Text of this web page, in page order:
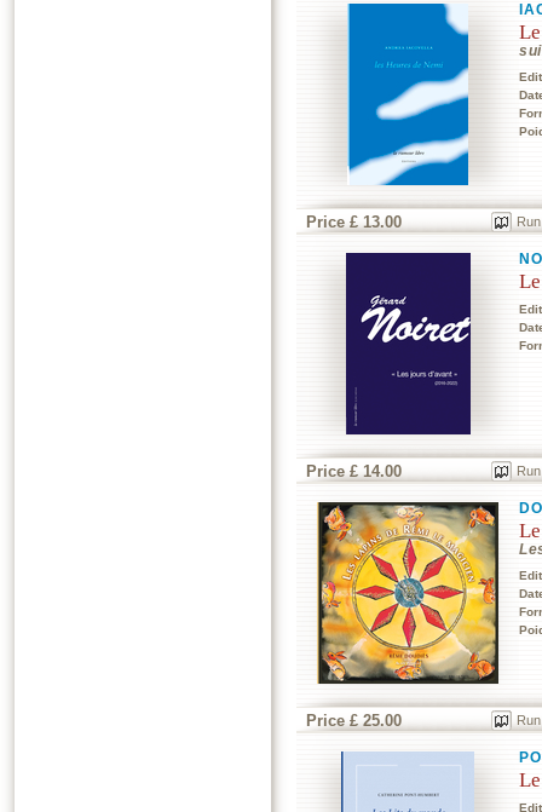
Price £ 13.00
Price £ 14.00
Price £ 25.00